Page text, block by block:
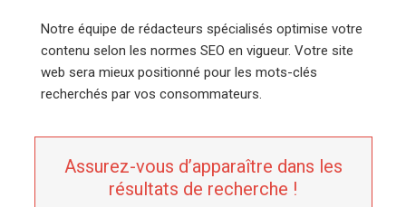
Notre équipe de rédacteurs spécialisés optimise votre
contenu selon les normes SEO en vigueur. Votre site
web sera mieux positionné pour les mots-clés
recherchés par vos consommateurs.
Assurez-vous d’apparaître dans les
résultats de recherche !